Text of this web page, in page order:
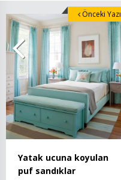
Yatak ucuna koyulan
puf sandıklar
Önceki Yazı